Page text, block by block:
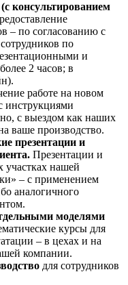
консультированием
– по согласованию с
по
и
2 часов; в
работе на новом
инструкциями
с выездом как наших
ваше производство.
презентации и
Презентации и
участках нашей
– с применением
аналогичного
моделями
курсы для
– в цехах и на
компании.
для сотрудников